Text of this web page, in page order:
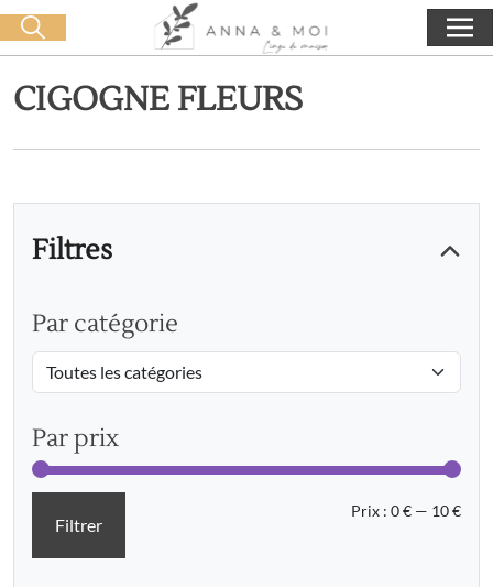
Livraison offerte dès 60€ d'achat 0,00€
Lancer la recherche
CIGOGNE FLEURS
Filtres
Par catégorie
Par prix
Prix
Prix
Filtrer
Prix : 0 € — 10 €